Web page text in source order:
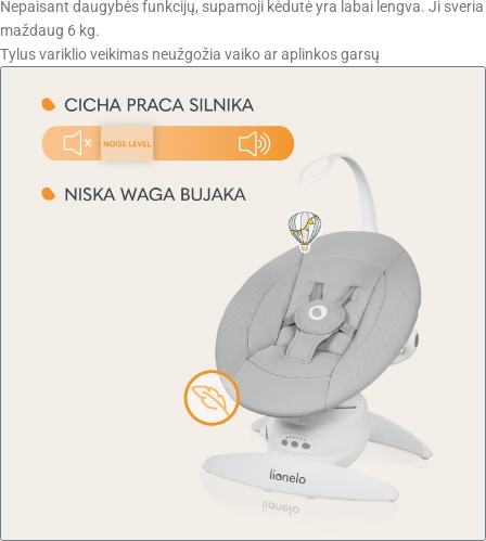
Nepaisant daugybės funkcijų, supamoji kėdutė yra labai lengva. Ji sveria
maždaug 6 kg.
Tylus variklio veikimas neužgožia vaiko ar aplinkos garsų